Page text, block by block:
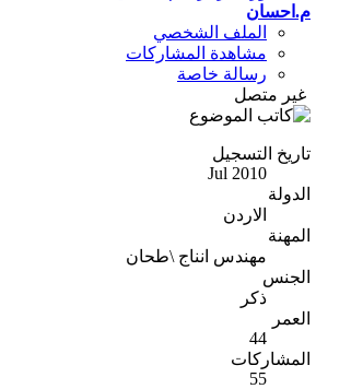
م.احسان
الملف الشخصي
مشاهدة المشاركات
رسالة خاصة
غير متصل
تاريخ التسجيل
Jul 2010
الدولة
الاردن
المهنة
مهندس انناج \طحان
الجنس
ذكر
العمر
44
المشاركات
55